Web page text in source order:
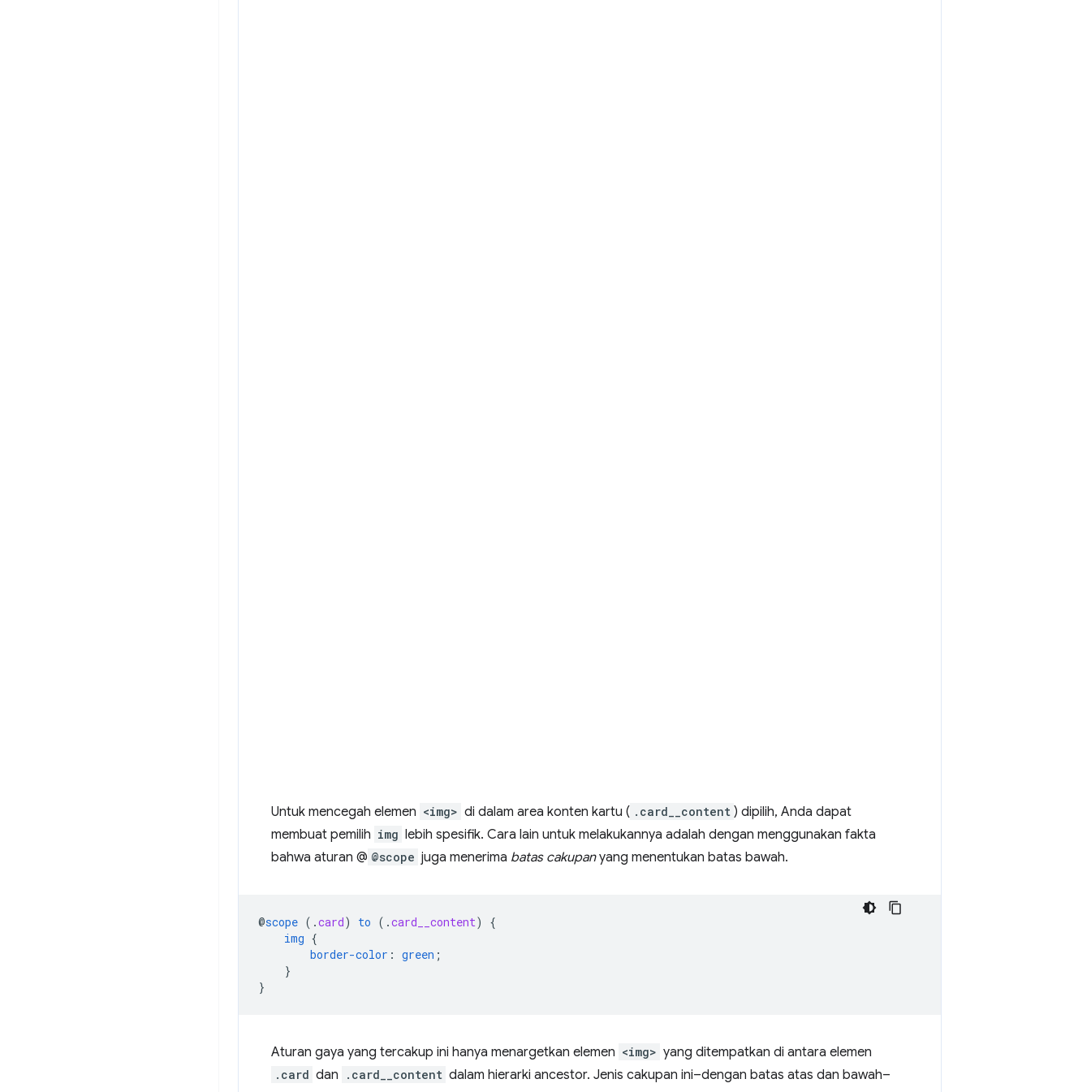
Untuk mencegah elemen <img> di dalam area konten kartu ( .card__content ) dipilih, Anda dapat
membuat pemilih img lebih spesifik. Cara lain untuk melakukannya adalah dengan menggunakan fakta
bahwa aturan @ @scope juga menerima batas cakupanyang menentukan batas bawah.
@scope ( .card) to ( .card__content)
{
img {
border-color : green ;
}
}
Aturan gaya yang tercakup ini hanya menargetkan elemen <img> yang ditempatkan di antara elemen
.card dan .card__content dalam hierarki ancestor. Jenis cakupan ini–dengan batas atas dan bawah–